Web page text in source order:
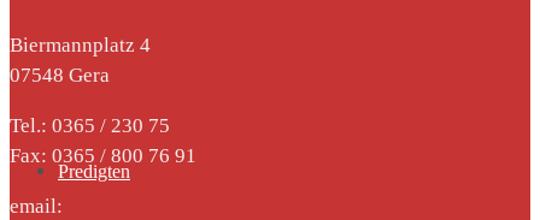
Predigten
Biermannplatz 4
07548 Gera
Tel.: 0365 / 230 75
Fax: 0365 / 800 76 91
email: